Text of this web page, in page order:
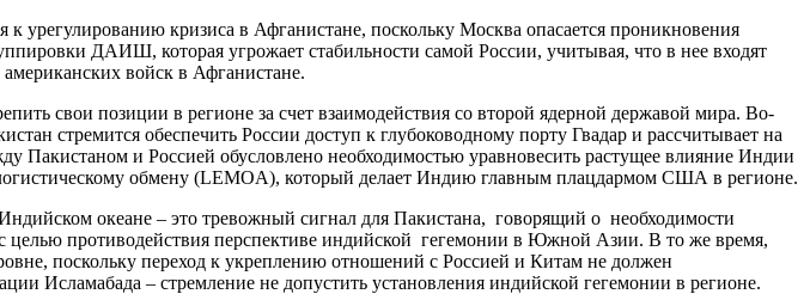
урегулированию кризиса в Афганистане, поскольку Москва опасается проникновения
ДАИШ, которая угрожает стабильности самой России, учитывая, что в нее входят
войск в Афганистане.
свои позиции в регионе за счет взаимодействия со второй ядерной державой мира. Во-
стремится обеспечить России доступ к глубоководному порту Гвадар и рассчитывает на
и Россией обусловлено необходимостью уравновесить растущее влияние Индии
обмену (LEMOA), который делает Индию главным плацдармом США в регионе.
океане – это тревожный сигнал для Пакистана, говорящий о необходимости
целью противодействия перспективе индийской гегемонии в Южной Азии. В то же время,
поскольку переход к укреплению отношений с Россией и Китам не должен
Исламабада – стремление не допустить установления индийской гегемонии в регионе.